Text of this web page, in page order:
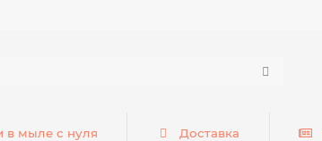
в мыле с нуля Доставка